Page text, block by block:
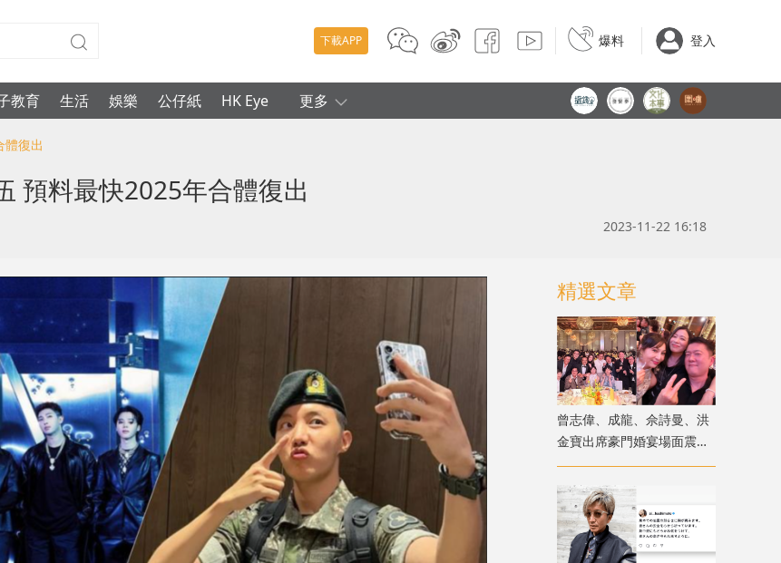
下載APP 爆料 登入
教育 生活 娛樂 公仔紙 HK Eye 更多
體復出
預料最快2025年合體復出
2023-11-22 16:18
精選文章
曾志偉、成龍、佘詩曼、洪
金寶出席豪門婚宴場面震撼
猶如頒獎禮紅地氈